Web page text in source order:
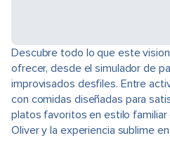
Descubre todo lo que este
ofrecer, desde el simulador de
improvisados desfiles. Entre
con comidas diseñadas para
platos favoritos en estilo familiar
Oliver y la experiencia sublime